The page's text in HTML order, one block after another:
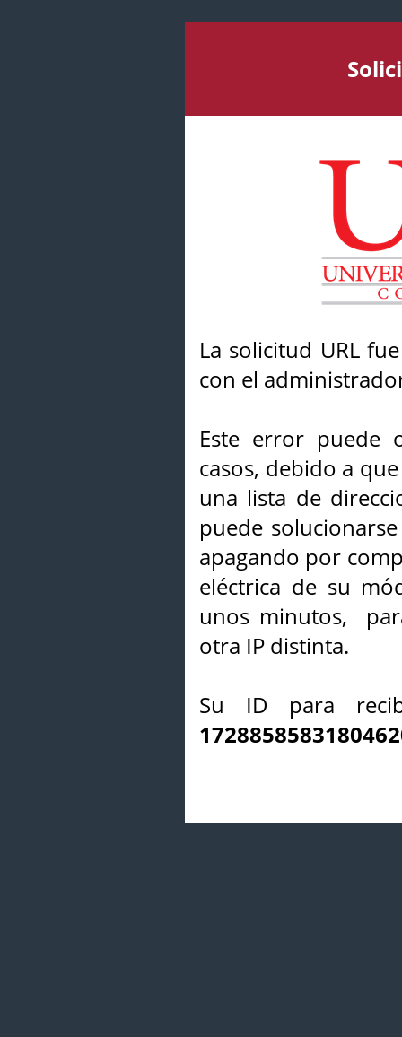
La solicitud URL
con el
Este error puede
casos, debido a
una lista de
puede
apagando por
eléctrica de su
unos minutos,
otra IP distinta.
Su ID para